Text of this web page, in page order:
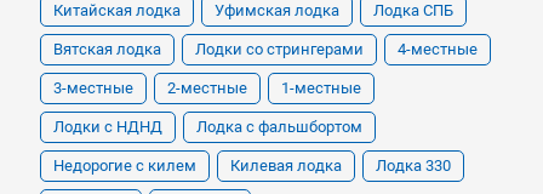
Китайская лодка Уфимская лодка Лодка СПБ
Вятская лодка Лодки со стрингерами 4-местные
3-местные 2-местные 1-местные
Лодки с НДНД Лодка с фальшбортом
Недорогие с килем Килевая лодка Лодка 330